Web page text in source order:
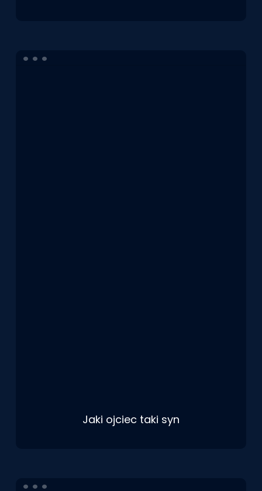
Jaki ojciec taki syn